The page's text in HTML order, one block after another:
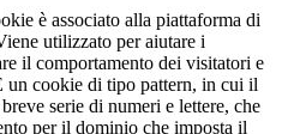
è associato alla piattaforma di
utilizzato per aiutare i
il comportamento dei visitatori e
un cookie di tipo pattern, in cui il
serie di numeri e lettere, che
per il dominio che imposta il